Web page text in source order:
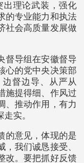
出理论武装，强化
的专业能力和执法
社会高质量发展做
督导组在安徽督导
心的党中央决策部
督边导、从严从
施提得细、作风过
、推动作用，有力
实。
的意见，体现的是
我们诚恳接受、
改。要把抓好反馈